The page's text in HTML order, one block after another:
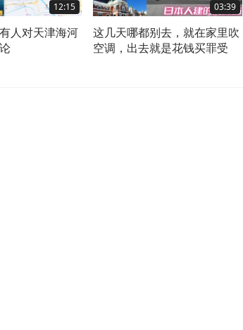
12:15
人对天津海河
03:39
这几天哪都别去，就在家里吹
空调，出去就是花钱买罪受